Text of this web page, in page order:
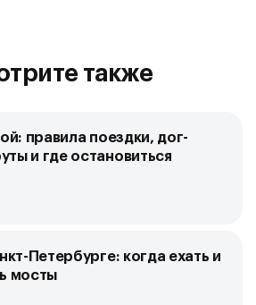
также
правила поездки, дог-
и где остановиться
Петербурге: когда ехать и
мосты